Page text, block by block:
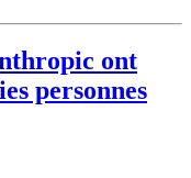
ont
personnes